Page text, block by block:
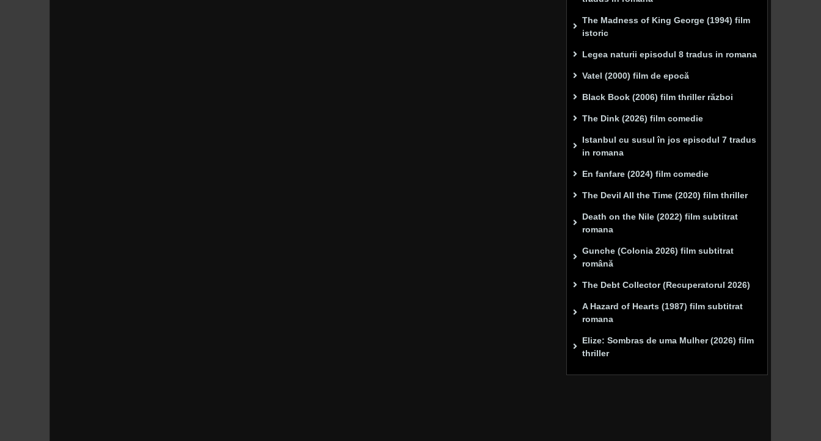
The Madness of King George (1994) film
istoric
Legea naturii episodul 8 tradus in romana
Vatel (2000) film de epocă
Black Book (2006) film thriller război
The Dink (2026) film comedie
Istanbul cu susul în jos episodul 7 tradus
in romana
En fanfare (2024) film comedie
The Devil All the Time (2020) film thriller
Death on the Nile (2022) film subtitrat
romana
Gunche (Colonia 2026) film subtitrat
română
The Debt Collector (Recuperatorul 2026)
A Hazard of Hearts (1987) film subtitrat
romana
Elize: Sombras de uma Mulher (2026) film
thriller